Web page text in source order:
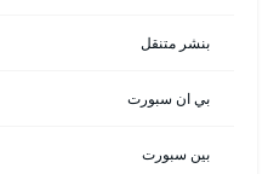
بنشر متنقل
بي ان سبورت
بين سبورت